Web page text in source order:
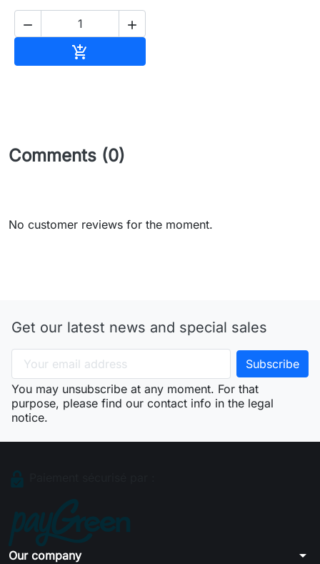
 

Comments (0)
No customer reviews for the moment.
Get our latest news and special sales
You may unsubscribe at any moment. For that
purpose, please find our contact info in the legal
notice.
Our company arrow_drop_down